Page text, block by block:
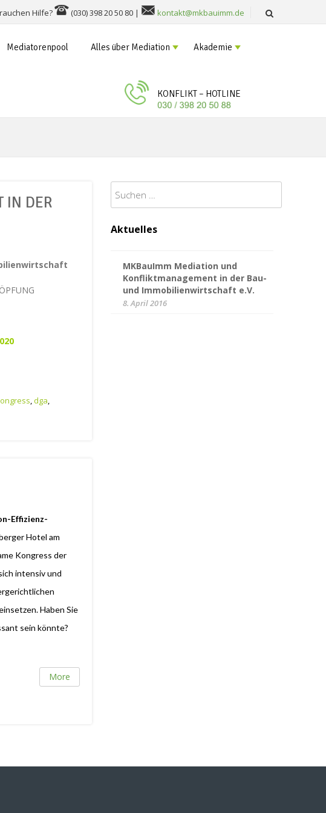
Hilfe? (030) 398 20 50 80 | kontakt@mkbauimm.de
Mediatorenpool Alles über Mediation Akademie
KONFLIKT – HOTLINE
IN DER
,dga,
Effizienz-
Hotel am
Kongress der
intensiv und
Haben Sie
sein könnte?
More
Suchen
nach:
Aktuelles
MKBauImm Mediation und
Konfliktmanagement in der Bau-
und Immobilienwirtschaft e.V.
8. April 2016